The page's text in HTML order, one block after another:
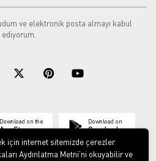
ve elektronik posta almayı kabul
ediyorum.
Download on the
Store
Download on
Google play
için internet sitemizde çerezler
Aydınlatma Metni’ni okuyabilir ve